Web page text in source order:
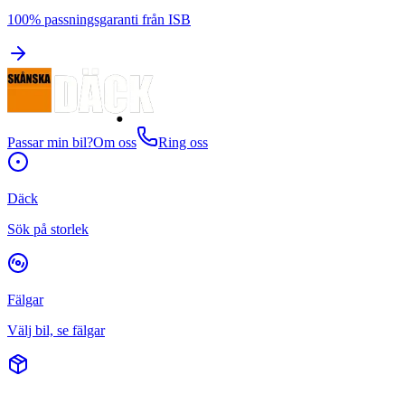
100% passningsgaranti från ISB
Passar min bil?Om oss Ring oss
Däck
Sök på storlek
Fälgar
Välj bil, se fälgar